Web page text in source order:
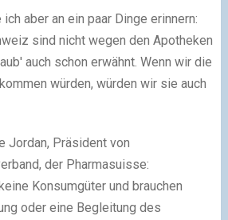
aber an ein paar Dinge erinnern:
sind nicht wegen den Apotheken
auch schon erwähnt. Wenn wir die
würden, würden wir sie auch
Jordan, Präsident von
der Pharmasuisse:
Konsumgüter und brauchen
oder eine Begleitung des